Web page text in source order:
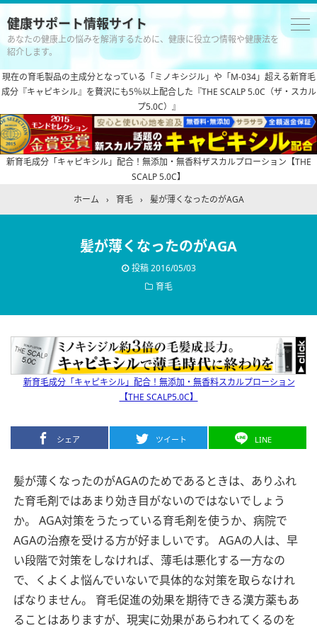
健康サポート情報サイト
あなたの健康上の悩みを解消するために、健康に役立つ情報や健康法を
紹介します。
現在の育毛製品の主成分となっている「ミノキシジル」や「M-034」超える新育毛
成分『キャピキシル』を贅沢にも5％以上配合した『THE SCALP 5.0C（ザ・スカル
プ5.0C）』
新育毛成分「キャピキシル」配合！無添加・無香料ザスカルプローション【THE
SCALP 5.0C】
ホーム
› 育毛 › 髪が薄くなったのがAGA
髪が薄くなったのがAGA
投稿2016/05/03
育毛
新育毛成分「キャピキシル」配合！無添加・無香料スカルプローション
【THE SCALP5.0C】
シェア ツイート LINE
髪が薄くなったのがAGAのためであるときは、ありふれ
た育毛剤ではあまり効き目がないのではないでしょう
か。
AGA対策をうたっている育毛剤を使うか、病院で
AGAの治療を受ける方が好ましいです。
AGAの人は、早
い段階で対策をしなければ、薄毛は悪化する一方なの
で、くよくよ悩んでいないで具体的な対策を取らなけれ
ばなりません。
育毛促進の効果を期待できる漢方薬もあ
ることはありますが、現実に効果があらわれてくるのを